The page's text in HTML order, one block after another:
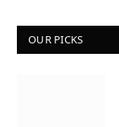
OUR PICKS